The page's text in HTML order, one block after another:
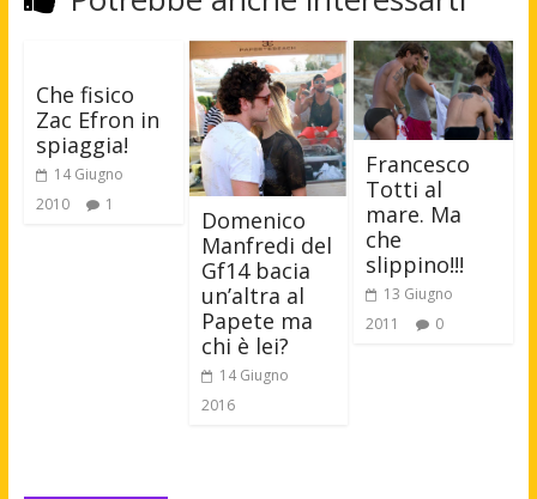
Che fisico
Zac Efron in
spiaggia!
14 Giugno
2010
1
Domenico
Manfredi del
Gf14 bacia
un’altra al
Papete ma
chi è lei?
14 Giugno
2016
Francesco
Totti al
mare. Ma
che
slippino!!!
13 Giugno
2011
0